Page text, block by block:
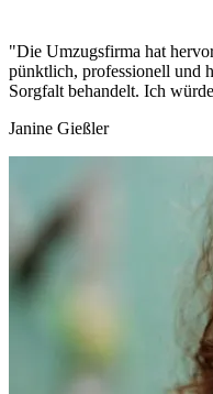
"Die Umzugsfirma hat
pünktlich, professionell und
Sorgfalt behandelt. Ich
Janine Gießler